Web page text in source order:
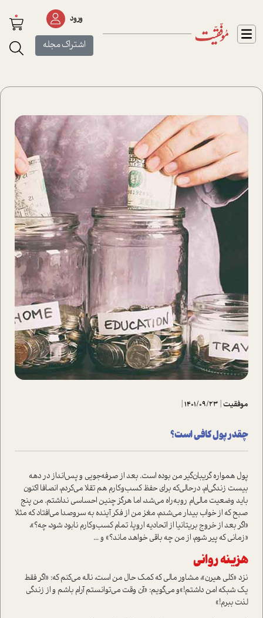
ورود
اشتراک مجله
0
موفقیت|
1401/09/23
|
چقدر پول کافی است؟
پول همواره گریبان‌گیر من بوده است. بعد از صرفه‌جویی و پس‌انداز در دهه
بیست زندگی‌ام، در‌حالی‌که برای حفظ کسب‌و‌کارم هم تقلا می‌کردم، انصافا اکنون
باید وضعیت مالی‌ام روبه‌راه می‌شد، اما هرگز چنین احساسی نداشتم. من پنج
صبح که از خواب بیدار می‌شدم، مغز من از فکر آینده به سر‌و‌صدا می‌افتاد که مثلا
«اگر بعد از خروج بریتانیا از اتحادیه اروپا، تمام کسب‌و‌کارم نابود شود، چه؟»،
«زمانی که پیر شوم، از من چه باقی خواهد ماند؟» و ...
هزینه روانی
نزد «کلی هیرن»، مشاور مالی که کمک حال من است، ناله می‌کنم که: «اگر فقط
یک شبکه امن داشتم!»و می‌گویم: «آن وقت می‌توانستم آرام باشم و از زندگی
لذت ببرم!»